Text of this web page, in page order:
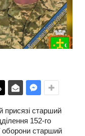
присязі старший
152-го
оборони старший